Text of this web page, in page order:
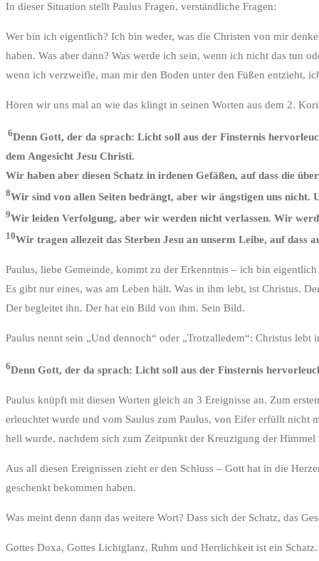
In dieser Situation stellt Paulus Fragen, verständliche Fragen:
Wer bin ich eigentlich? Ich bin weder, was die Christen von mir
haben. Was aber dann? Was werde ich sein, wenn ich nicht das tun
wenn ich verzweifle, man mir den Boden unter den Füßen entzieht,
Hören wir uns mal an wie das klingt in seinen Worten aus dem 2.
6Denn Gott, der da sprach: Licht soll aus der Finsternis
dem Angesicht Jesu Christi.
Wir haben aber diesen Schatz in irdenen Gefäßen, auf dass die
8Wir sind von allen Seiten bedrängt, aber wir ängstigen uns nicht.
9Wir leiden Verfolgung, aber wir werden nicht verlassen. Wir
10Wir tragen allezeit das Sterben Jesu an unserm Leibe, auf dass
Paulus, liebe Gemeinde, kommt zu der Erkenntnis – ich bin
Es gibt nur eines, was am Leben hält. Was in ihm lebt, ist Christus.
Der begleitet ihn. Der hat ein Bild von ihm. Sein Bild.
Paulus nennt sein „Und dennoch“ oder „Trotzalledem“: Christus
6Denn Gott, der da sprach: Licht soll aus der Finsternis
Paulus knüpft mit diesen Worten gleich an 3 Ereignisse an. Zum
erleuchtet wurde und vom Saulus zum Paulus, von Eifer erfüllt nicht
hell wurde, nachdem sich zum Zeitpunkt der Kreuzigung der Himmel
Aus all diesen Ereignissen zieht er den Schluss – Gott hat in die
geschenkt bekommen haben.
Was meint denn dann das weitere Wort? Dass sich der Schatz, das
Gottes Doxa, Gottes Lichtglanz, Ruhm und Herrlichkeit ist ein